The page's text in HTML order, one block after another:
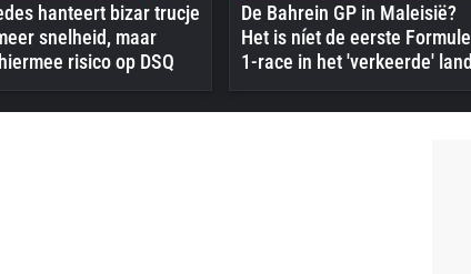
hanteert bizar trucje
snelheid, maar
risico op DSQ
De Bahrein GP in Maleisië?
Het is níet de eerste Formule
1-race in het 'verkeerde' land